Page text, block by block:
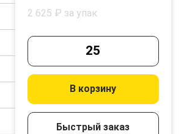
2 625 ₽ за упак
В корзину
Быстрый заказ